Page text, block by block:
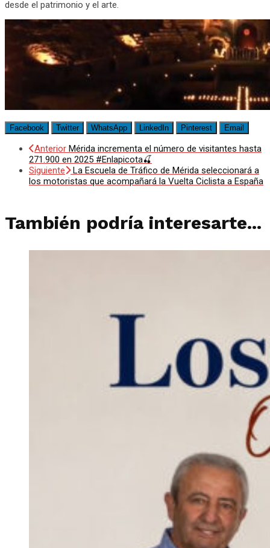
desde el patrimonio y el arte.
Facebook Twitter WhatsApp LinkedIn Pinterest Email
Anterior Mérida incrementa el número de visitantes hasta
271.900 en 2025 #Enlapicota🍒
Siguiente
La Escuela de Tráfico de Mérida seleccionará a
los motoristas que acompañará la Vuelta Ciclista a España
También podría interesarte...